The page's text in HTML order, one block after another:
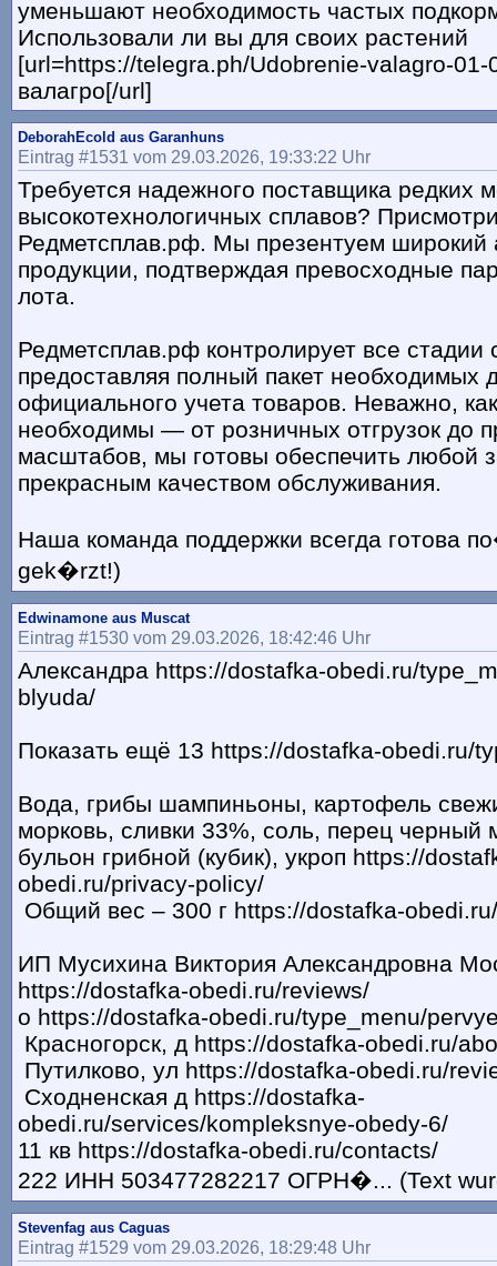
уменьшают необходимость частых
Использовали ли вы для своих растений
[url=https://telegra.ph/Udobrenie-valagro-01-
валагро[/url]
DeborahEcold aus Garanhuns
Eintrag #1531 vom 29.03.2026, 19:33:22 Uhr
Требуется надежного поставщика редких
высокотехнологичных сплавов?
Редметсплав.рф. Мы презентуем широкий
продукции, подтверждая превосходные
лота.
Редметсплав.рф контролирует все стадии
предоставляя полный пакет необходимых
официального учета товаров. Неважно,
необходимы — от розничных отгрузок до
масштабов, мы готовы обеспечить любой
прекрасным качеством обслуживания.
Наша команда поддержки всегда готова
gek�rzt!)
Edwinamone aus Muscat
Eintrag #1530 vom 29.03.2026, 18:42:46 Uhr
Александра https://dostafka-obedi.ru/
blyuda/
Показать ещё 13 https://dostafka-obedi.ru/
Вода, грибы шампиньоны, картофель
морковь, сливки 33%, соль, перец черный
бульон грибной (кубик), укроп https://
obedi.ru/privacy-policy/
Общий вес – 300 г https://dostafka-
ИП Мусихина Виктория Александровна
https://dostafka-obedi.ru/reviews/
о https://dostafka-obedi.ru/type_menu/
Красногорск, д https://dostafka-obedi.ru/
Путилково, ул https://dostafka-obedi.ru/
Сходненская д https://dostafka-
obedi.ru/services/kompleksnye-obedy-6/
11 кв https://dostafka-obedi.ru/contacts/
222 ИНН 503477282217 ОГРН�... (Text
Stevenfag aus Caguas
Eintrag #1529 vom 29.03.2026, 18:29:48 Uhr